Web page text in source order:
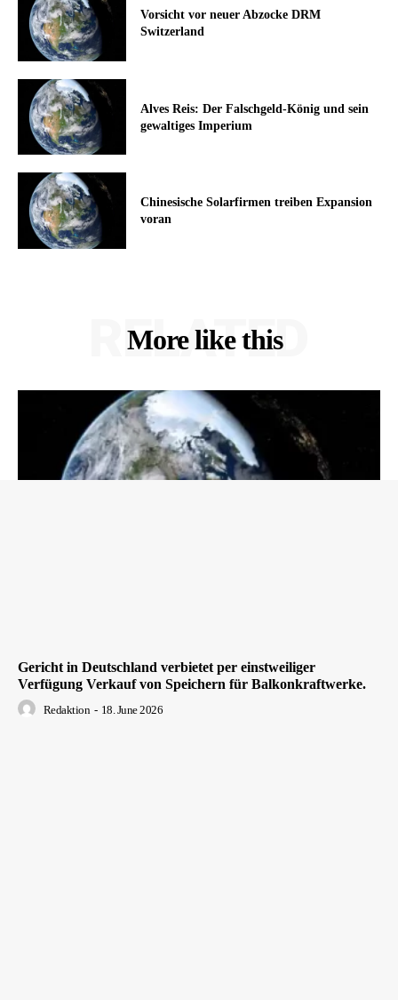
Vorsicht vor neuer Abzocke DRM
Switzerland
Alves Reis: Der Falschgeld-König und sein
gewaltiges Imperium
Chinesische Solarfirmen treiben Expansion
voran
More like this
RELATED
Gericht in Deutschland verbietet per einstweiliger
Verfügung Verkauf von Speichern für Balkonkraftwerke.
Redaktion - 18. June 2026